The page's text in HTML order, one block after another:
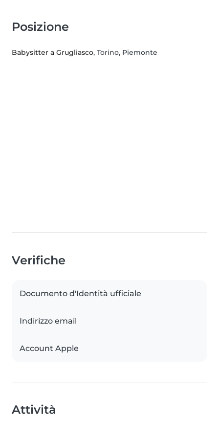
Posizione
Babysitter a Grugliasco, Torino, Piemonte
Verifiche
Documento d'Identità ufficiale
Indirizzo email
Account Apple
Attività